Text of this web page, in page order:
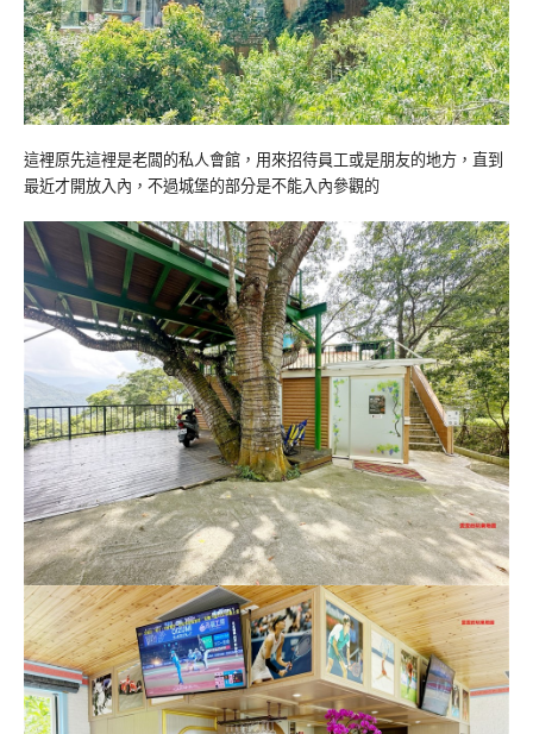
這裡原先這裡是老闆的私人會館，用來招待員工或是朋友的地方，直到
最近才開放入內，不過城堡的部分是不能入內參觀的